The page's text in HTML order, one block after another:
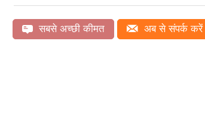
सबसे अच्छी कीमत अब से संपर्क करें